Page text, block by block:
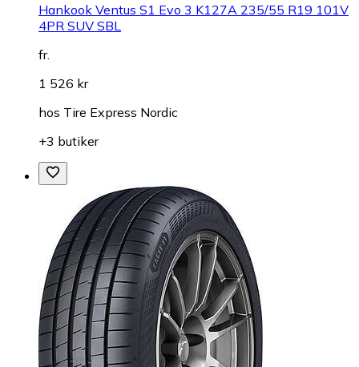
Hankook Ventus S1 Evo 3 K127A 235/55 R19 101V
4PR SUV SBL
fr.
1 526 kr
hos Tire Express Nordic
+3 butiker